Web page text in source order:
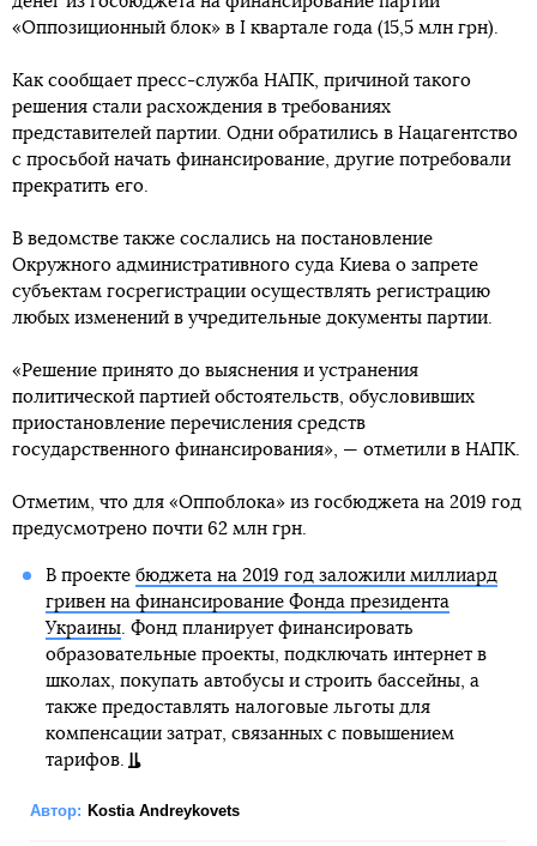
«Оппозиционный блок» в I квартале года (15,5 млн грн).
Как сообщает пресс-служба НАПК, причиной такого
решения стали расхождения в требованиях
представителей партии. Одни обратились в Нацагентство
с просьбой начать финансирование, другие потребовали
прекратить его.
В ведомстве также сослались на постановление
Окружного административного суда Киева о запрете
субъектам госрегистрации осуществлять регистрацию
любых изменений в учредительные документы партии.
«Решение принято до выяснения и устранения
политической партией обстоятельств, обусловивших
приостановление перечисления средств
государственного финансирования», — отметили в НАПК.
Отметим, что для «Оппоблока» из госбюджета на 2019 год
предусмотрено почти 62 млн грн.
В проекте бюджета на 2019 год заложили миллиард
гривен на финансирование Фонда президента
Украины. Фонд планирует финансировать
образовательные проекты, подключать интернет в
школах, покупать автобусы и строить бассейны, а
также предоставлять налоговые льготы для
компенсации затрат, связанных с повышением
тарифов.
Автор: Kostia Andreykovets